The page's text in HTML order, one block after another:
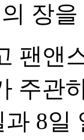
장
팬앤
주관
8